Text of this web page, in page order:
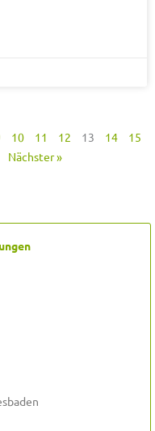
10 11 12 13 14
15
Nächster »